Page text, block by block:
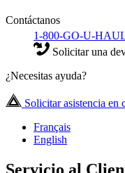
Contáctanos
1-800-GO-U-
Solicitar una
¿Necesitas ayuda?
Solicitar asistencia en
Français
English